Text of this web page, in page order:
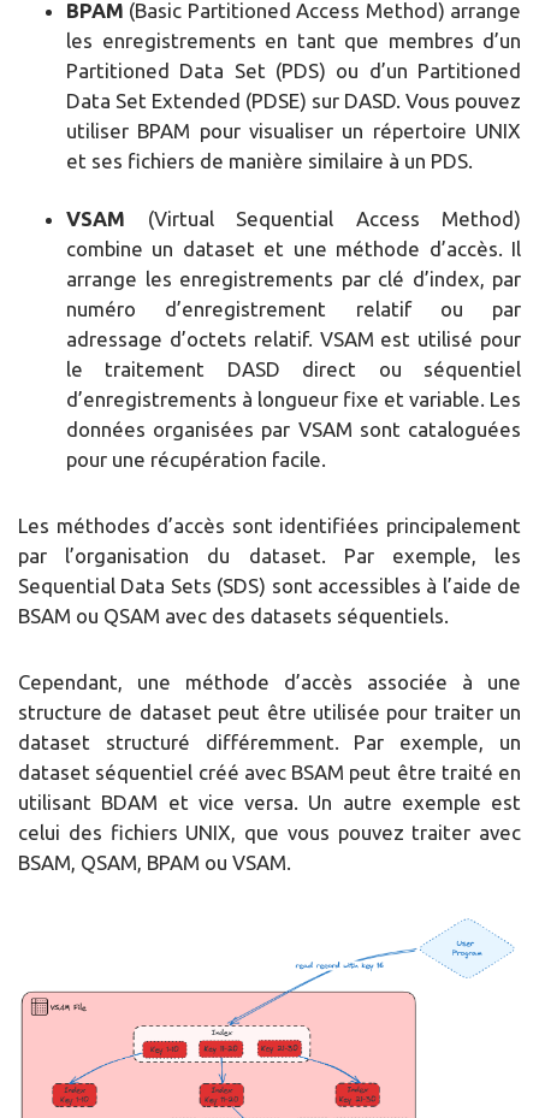
BPAM (Basic Partitioned Access Method) arrange
les enregistrements en tant que membres d’un
Partitioned Data Set (PDS) ou d’un Partitioned
Data Set Extended (PDSE) sur DASD. Vous pouvez
utiliser BPAM pour visualiser un répertoire UNIX
et ses fichiers de manière similaire à un PDS.
VSAM (Virtual Sequential Access Method)
combine un dataset et une méthode d’accès. Il
arrange les enregistrements par clé d’index, par
numéro d’enregistrement relatif ou par
adressage d’octets relatif. VSAM est utilisé pour
le traitement DASD direct ou séquentiel
d’enregistrements à longueur fixe et variable. Les
données organisées par VSAM sont cataloguées
pour une récupération facile.
Les méthodes d’accès sont identifiées principalement
par l’organisation du dataset. Par exemple, les
Sequential Data Sets (SDS) sont accessibles à l’aide de
BSAM ou QSAM avec des datasets séquentiels.
Cependant, une méthode d’accès associée à une
structure de dataset peut être utilisée pour traiter un
dataset structuré différemment. Par exemple, un
dataset séquentiel créé avec BSAM peut être traité en
utilisant BDAM et vice versa. Un autre exemple est
celui des fichiers UNIX, que vous pouvez traiter avec
BSAM, QSAM, BPAM ou VSAM.